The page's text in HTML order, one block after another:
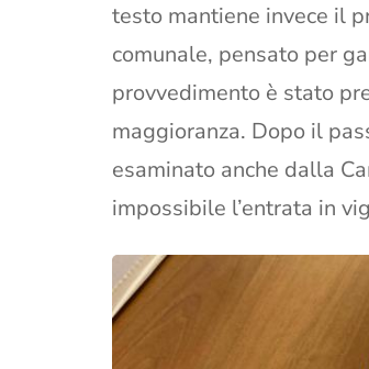
testo mantiene invece il
comunale, pensato per
provvedimento è stato
maggioranza. Dopo il
esaminato anche dalla
impossibile l’entrata in